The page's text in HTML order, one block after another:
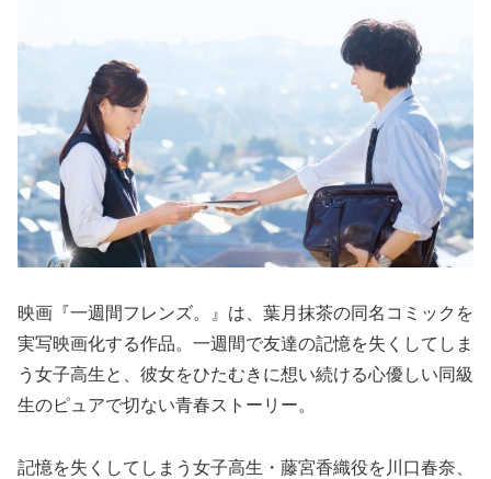
映画『一週間フレンズ。』は、葉月抹茶の同名コミックを
実写映画化する作品。一週間で友達の記憶を失くしてしま
う女子高生と、彼女をひたむきに想い続ける心優しい同級
生のピュアで切ない青春ストーリー。
記憶を失くしてしまう女子高生・藤宮香織役を川口春奈、